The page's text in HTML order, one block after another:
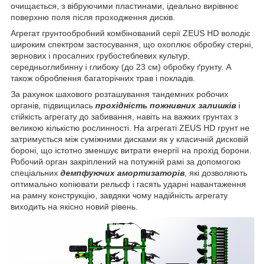
очищається, з вібруючими пластинами, ідеально вирівнює
поверхню поля після проходження дисків.
Агрегат грунтообробний комбінований серії ZEUS HD володіє
широким спектром застосування, що охоплює обробку стерні,
зернових і просапних грубостеблевих культур,
середньоглибинну і глибоку (до 23 см) обробку ґрунту. А
також оброблення багаторічних трав і покладів.
За рахунок шахового розташування тандемних робочих
органів, підвищилась прохідність пожнивних залишків і
стійкість агрегату до забивання, навіть на важких грунтах з
великою кількістю рослинності. На агрегаті ZEUS HD грунт не
затримується між суміжними дисками як у класичній дисковій
бороні, що істотно зменшує витрати енергії на прохід борони.
Робочий орган закріплений на потужній рамі за допомогою
спеціальних демпфуючих амортизаторів , які дозволяють
оптимально копіювати рельєф і гасять ударні навантаження
на рамну конструкцію, завдяки чому надійність агрегату
виходить на якісно новий рівень.